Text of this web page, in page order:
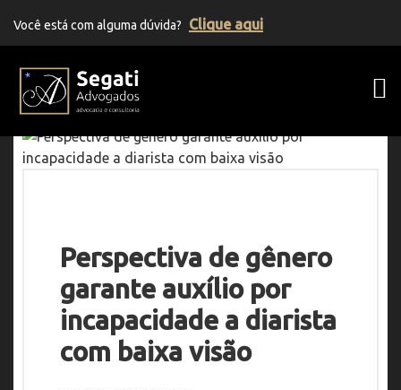
Você está com alguma dúvida? Clique aqui
Perspectiva de gênero
garante auxílio por
incapacidade a diarista
com baixa visão